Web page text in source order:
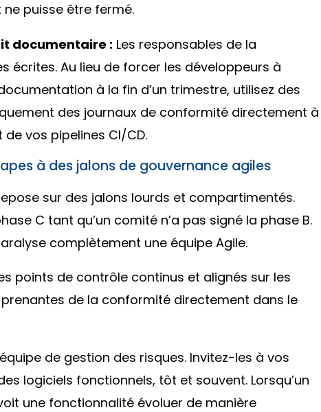
puisse être fermé.
documentaire : Les responsables de la
écrites. Au lieu de forcer les développeurs à
à la fin d’un trimestre, utilisez des
des journaux de conformité directement à
vos pipelines CI/CD.
à des jalons de gouvernance agiles
sur des jalons lourds et compartimentés.
C tant qu’un comité n’a pas signé la phase B.
complètement une équipe Agile.
points de contrôle continus et alignés sur les
de la conformité directement dans le
de gestion des risques. Invitez-les à vos
logiciels fonctionnels, tôt et souvent. Lorsqu’un
une fonctionnalité évoluer de manière